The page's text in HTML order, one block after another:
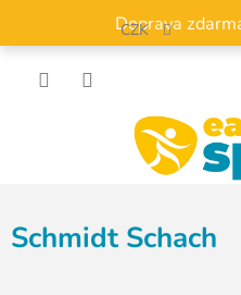
obsah
Doprava
CZK
Schmidt Schach